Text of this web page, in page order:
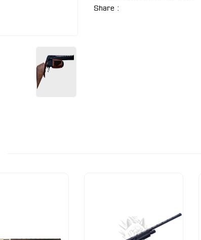
Share :